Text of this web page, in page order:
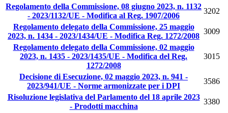
Regolamento della Commissione, 08 giugno 2023, n. 1132
- 2023/1132/UE - Modifica al Reg. 1907/2006
3202
Regolamento delegato della Commissione, 25 maggio
2023, n. 1434 - 2023/1434/UE - Modifica Reg. 1272/2008
3009
Regolamento delegato della Commissione, 02 maggio
2023, n. 1435 - 2023/1435/UE - Modifica del Reg.
1272/2008
3015
Decisione di Esecuzione, 02 maggio 2023, n. 941 -
2023/941/UE - Norme armonizzate per i DPI
3586
Risoluzione legislativa del Parlamento del 18 aprile 2023
- Prodotti macchina
3380